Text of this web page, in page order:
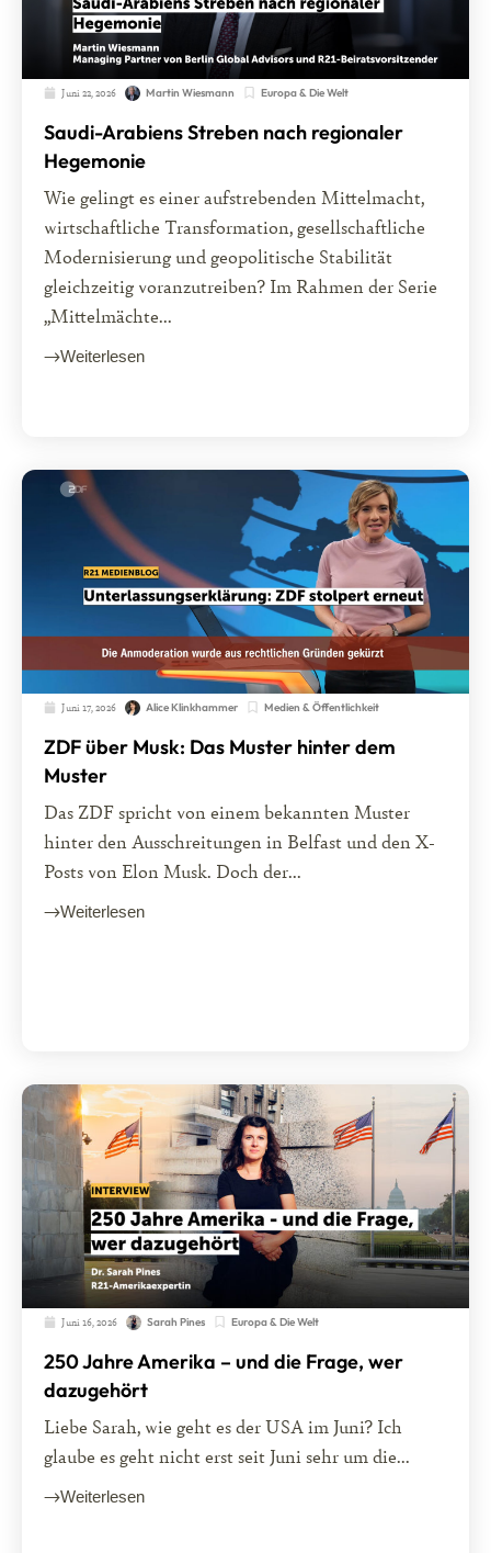
Juni 22, 2026 Martin Wiesmann Europa & Die Welt
Saudi-Arabiens Streben nach regionaler
Hegemonie
Wie gelingt es einer aufstrebenden Mittelmacht,
wirtschaftliche Transformation, gesellschaftliche
Modernisierung und geopolitische Stabilität
gleichzeitig voranzutreiben? Im Rahmen der Serie
„Mittelmächte...
Weiterlesen
Juni 17, 2026 Alice Klinkhammer Medien & Öffentlichkeit
ZDF über Musk: Das Muster hinter dem
Muster
Das ZDF spricht von einem bekannten Muster
hinter den Ausschreitungen in Belfast und den X-
Posts von Elon Musk. Doch der...
Weiterlesen
Juni 16, 2026 Sarah Pines Europa & Die Welt
250 Jahre Amerika – und die Frage, wer
dazugehört
Liebe Sarah, wie geht es der USA im Juni? Ich
glaube es geht nicht erst seit Juni sehr um die...
Weiterlesen